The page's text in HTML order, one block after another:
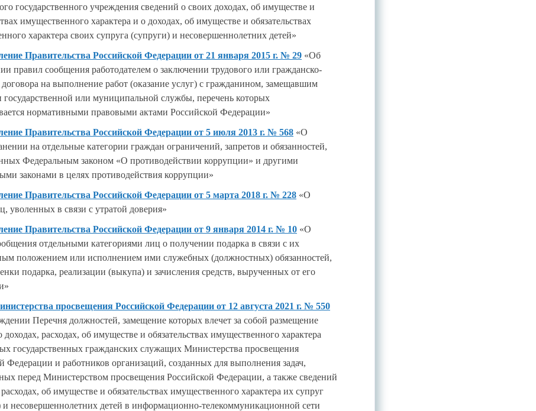
государственного учреждения сведений о своих доходах, об имуществе и
имущественного характера и о доходах, об имуществе и обязательствах
характера своих супруга (супруги) и несовершеннолетних детей»
Правительства Российской Федерации от 21 января 2015 г. № 29 «Об
правил сообщения работодателем о заключении трудового или гражданско-
договора на выполнение работ (оказание услуг) с гражданином, замещавшим
государственной или муниципальной службы, перечень которых
нормативными правовыми актами Российской Федерации»
Правительства Российской Федерации от 5 июля 2013 г. № 568 «О
на отдельные категории граждан ограничений, запретов и обязанностей,
Федеральным законом «О противодействии коррупции» и другими
законами в целях противодействия коррупции»
Правительства Российской Федерации от 5 марта 2018 г. № 228 «О
уволенных в связи с утратой доверия»
Правительства Российской Федерации от 9 января 2014 г. № 10 «О
отдельными категориями лиц о получении подарка в связи с их
положением или исполнением ими служебных (должностных) обязанностей,
подарка, реализации (выкупа) и зачисления средств, вырученных от его
просвещения Российской Федерации от 12 августа 2021 г. № 550
Перечня должностей, замещение которых влечет за собой размещение
доходах, расходах, об имуществе и обязательствах имущественного характера
государственных гражданских служащих Министерства просвещения
Федерации и работников организаций, созданных для выполнения задач,
перед Министерством просвещения Российской Федерации, а также сведений
об имуществе и обязательствах имущественного характера их супруг
и несовершеннолетних детей в информационно-телекоммуникационной сети